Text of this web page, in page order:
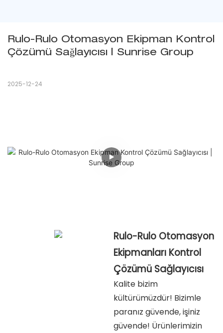
Rulo-Rulo Otomasyon Ekipman Kontrol
Çözümü Sağlayıcısı | Sunrise Group
2025-12-24
Rulo-Rulo Otomasyon
Ekipmanları Kontrol
Çözümü Sağlayıcısı
Kalite bizim
kültürümüzdür! Bizimle
paranız güvende, işiniz
güvende! Ürünlerimizin